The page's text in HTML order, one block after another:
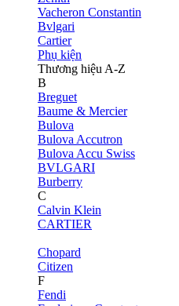
Vacheron Constantin
Bvlgari
Cartier
Phụ kiện
Thương hiệu A-Z
B
Breguet
Baume & Mercier
Bulova
Bulova Accutron
Bulova Accu Swiss
BVLGARI
Burberry
C
Calvin Klein
CARTIER
Chopard
Citizen
F
Fendi